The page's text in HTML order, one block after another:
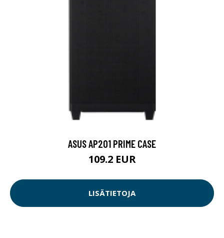
ASUS AP201 PRIME CASE
109.2 EUR
LISÄTIETOJA